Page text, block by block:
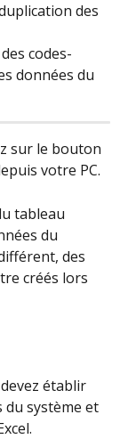
des
codes-
données du
sur le bouton
votre PC.
tableau
du
des
créés lors
établir
du système et